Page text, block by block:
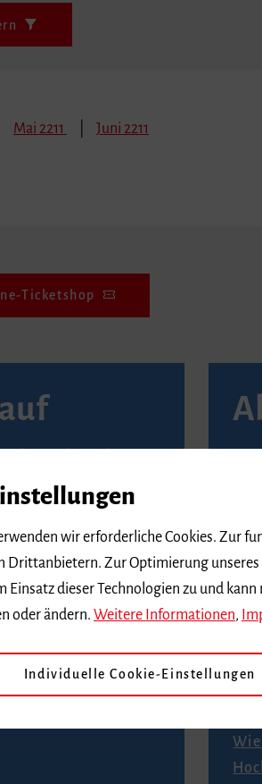
Mai 2211 Juni 2211
Ticketshop
.
229
(Reservierungen sind
An
wir erforderliche Cookies. Zur
Drittanbietern. Zur Optimierung
dieser Technologien zu und
oder ändern. Weitere Informationen,
Individuelle Cookie-Einstellungen